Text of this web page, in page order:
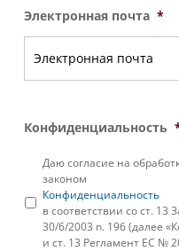
Электронная почта *
Конфиденциальность
Даю согласие на
законом
Конфиденциальность
в соответствии со ст. 13
30/6/2003 n. 196 (далее
и ст. 13 Регламент ЕС №